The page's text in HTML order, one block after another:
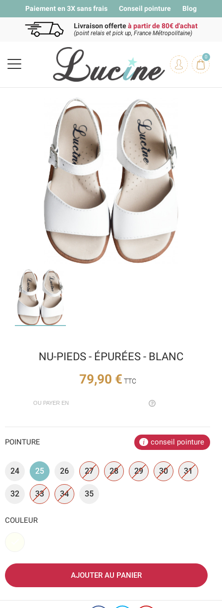
Paiement en 3X sans frais Conseil pointure Blog
Livraison offerteà partir de 80€ d'achat
(point relais et pick up, France Métropolitaine)
0
NU-PIEDS - ÉPURÉES - BLANC
79,90 € TTC
OU PAYER EN
POINTURE conseil pointure
24 25 26 27 28 29 30 31
32 33 34 35
COULEUR
AJOUTER AU PANIER